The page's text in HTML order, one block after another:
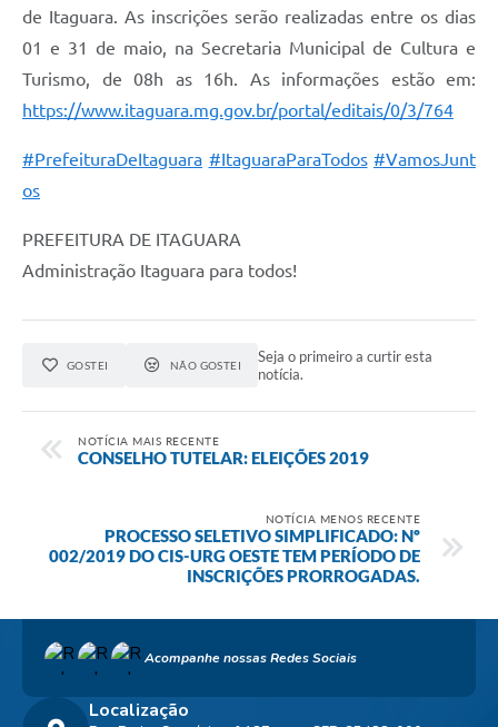
de Itaguara. As inscrições serão realizadas entre os dias
01 e 31 de maio, na Secretaria Municipal de Cultura e
Turismo, de 08h as 16h. As informações estão em:
https://www.itaguara.mg.gov.br/portal/editais/0/3/764
#PrefeituraDeItaguara #ItaguaraParaTodos #VamosJunt
os
PREFEITURA DE ITAGUARA
Administração Itaguara para todos!
GOSTEI NÃO GOSTEI
Seja o primeiro a curtir esta
notícia.
NOTÍCIA MAIS RECENTE
CONSELHO TUTELAR: ELEIÇÕES 2019
NOTÍCIA MENOS RECENTE
PROCESSO SELETIVO SIMPLIFICADO: Nº
002/2019 DO CIS-URG OESTE TEM PERÍODO DE
INSCRIÇÕES PRORROGADAS.
Acompanhe nossas Redes Sociais
Localização